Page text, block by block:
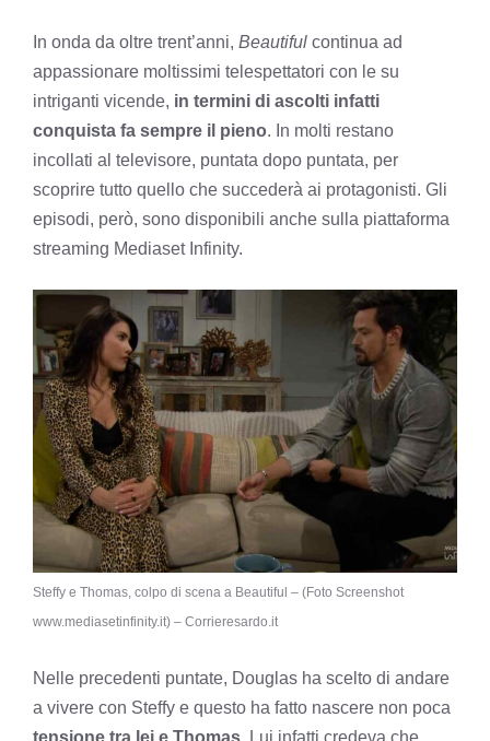
In onda da oltre trent’anni, Beautiful continua ad
appassionare moltissimi telespettatori con le su
intriganti vicende, in termini di ascolti infatti
conquista fa sempre il pieno. In molti restano
incollati al televisore, puntata dopo puntata, per
scoprire tutto quello che succederà ai protagonisti. Gli
episodi, però, sono disponibili anche sulla piattaforma
streaming Mediaset Infinity.
Steffy e Thomas, colpo di scena a Beautiful – (Foto Screenshot
www.mediasetinfinity.it) – Corrieresardo.it
Nelle precedenti puntate, Douglas ha scelto di andare
a vivere con Steffy e questo ha fatto nascere non poca
tensione tra lei e Thomas . Lui infatti credeva che